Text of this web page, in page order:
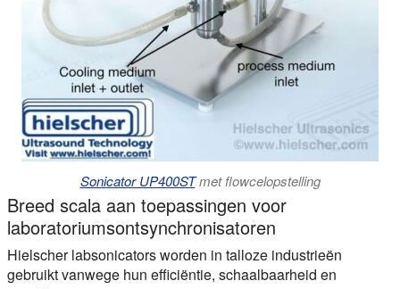
Sonicator UP400STmet flowcelopstelling
Breed scala aan toepassingen voor
laboratoriumsontsynchronisatoren
Hielscher labsonicators worden in talloze industrieën
gebruikt vanwege hun efficiëntie, schaalbaarheid en